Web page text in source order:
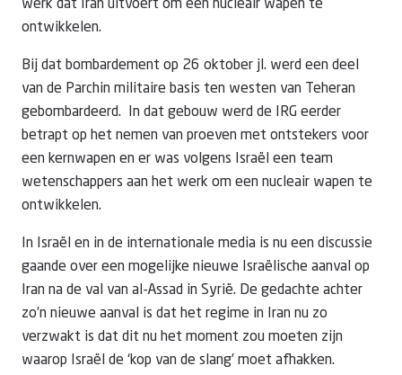
werk dat Iran uitvoert om een nucleair wapen te
ontwikkelen.
Bij dat bombardement op 26 oktober jl. werd een deel
van de Parchin militaire basis ten westen van Teheran
gebombardeerd. In dat gebouw werd de IRG eerder
betrapt op het nemen van proeven met ontstekers voor
een kernwapen en er was volgens Israël een team
wetenschappers aan het werk om een nucleair wapen te
ontwikkelen.
In Israël en in de internationale media is nu een discussie
gaande over een mogelijke nieuwe Israëlische aanval op
Iran na de val van al-Assad in Syrië. De gedachte achter
zo’n nieuwe aanval is dat het regime in Iran nu zo
verzwakt is dat dit nu het moment zou moeten zijn
waarop Israël de ‘kop van de slang’ moet afhakken.